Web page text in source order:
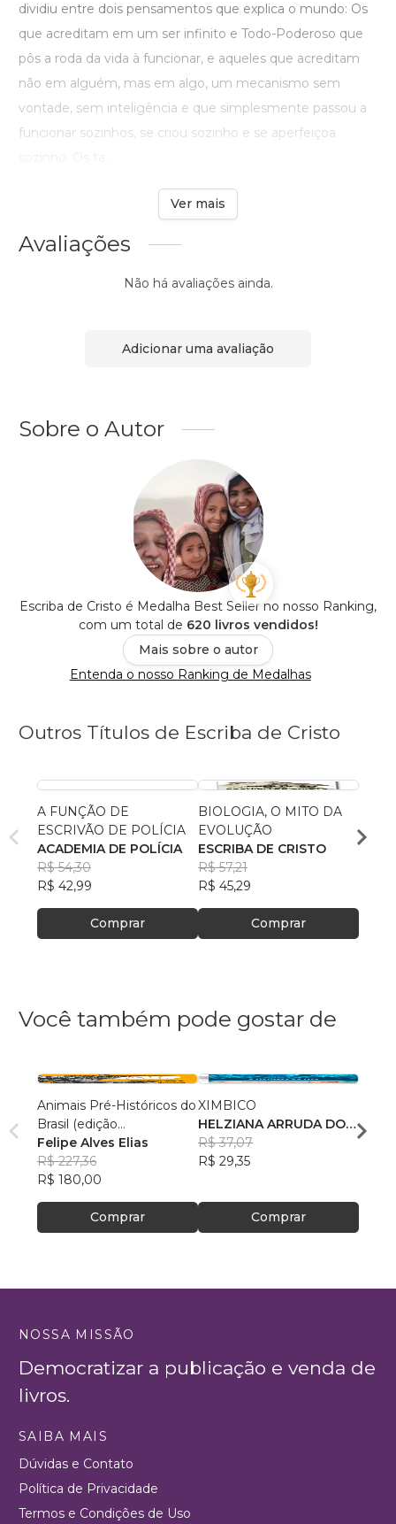
dividiu entre dois pensamentos que explica o mundo: Os
que acreditam em um ser infinito e Todo-Poderoso que
pôs a roda da vida à funcionar, e aqueles que acreditam
não em alguém, mas em algo, um mecanismo sem
vontade, sem inteligência e que simplesmente passou a
funcionar sozinhos, se criou sozinho e se aperfeiçoa
Ver mais
Avaliações
Não há avaliações ainda.
Adicionar uma avaliação
Sobre o Autor
Escriba de Cristo é Medalha Best Seller no nosso Ranking,
com um total de 620 livros vendidos!
Mais sobre o autor
Entenda o nosso Ranking de Medalhas
Outros Títulos de Escriba de Cristo
A FUNÇÃO DE
ESCRIVÃO DE POLÍCIA
ACADEMIA DE POLÍCIA
R$ 54,30
R$ 42,99
Comprar
BIOLOGIA, O MITO DA
EVOLUÇÃO
ESCRIBA DE CRISTO
R$ 57,21
R$ 45,29
Comprar
Você também pode gostar de
Animais Pré-Históricos do
Brasil (edição
comum/brochura)
Felipe Alves Elias
R$ 227,36
R$ 180,00
Comprar
XIMBICO
HELZIANA ARRUDA DO
NASCIMENTO
R$ 37,07
R$ 29,35
Comprar
R$
NOSSA MISSÃO
Democratizar a publicação e venda de
livros.
SAIBA MAIS
Dúvidas e Contato
Política de Privacidade
Termos e Condições de Uso